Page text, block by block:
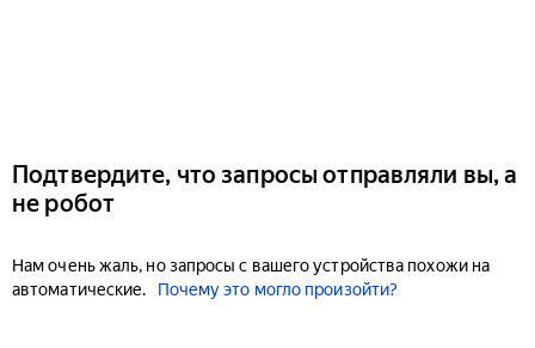
Подтвердите, что запросы отправляли вы, а
не робот
Нам очень жаль, но запросы с вашего устройства похожи на
автоматические.
Почему это могло произойти?